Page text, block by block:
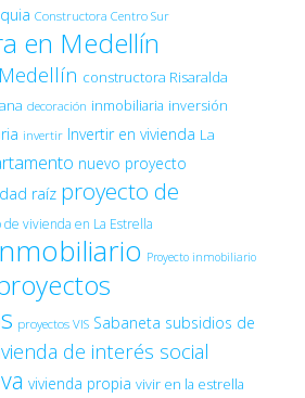
Constructora Centro Sur
en Medellín
constructora Risaralda
decoración inmobiliaria inversión
invertir Invertir en vivienda La
nuevo proyecto
raíz proyecto de
de vivienda en La Estrella
Proyecto inmobiliario
proyectos VIS Sabaneta subsidios de
de interés social
vivienda propia vivir en la estrella